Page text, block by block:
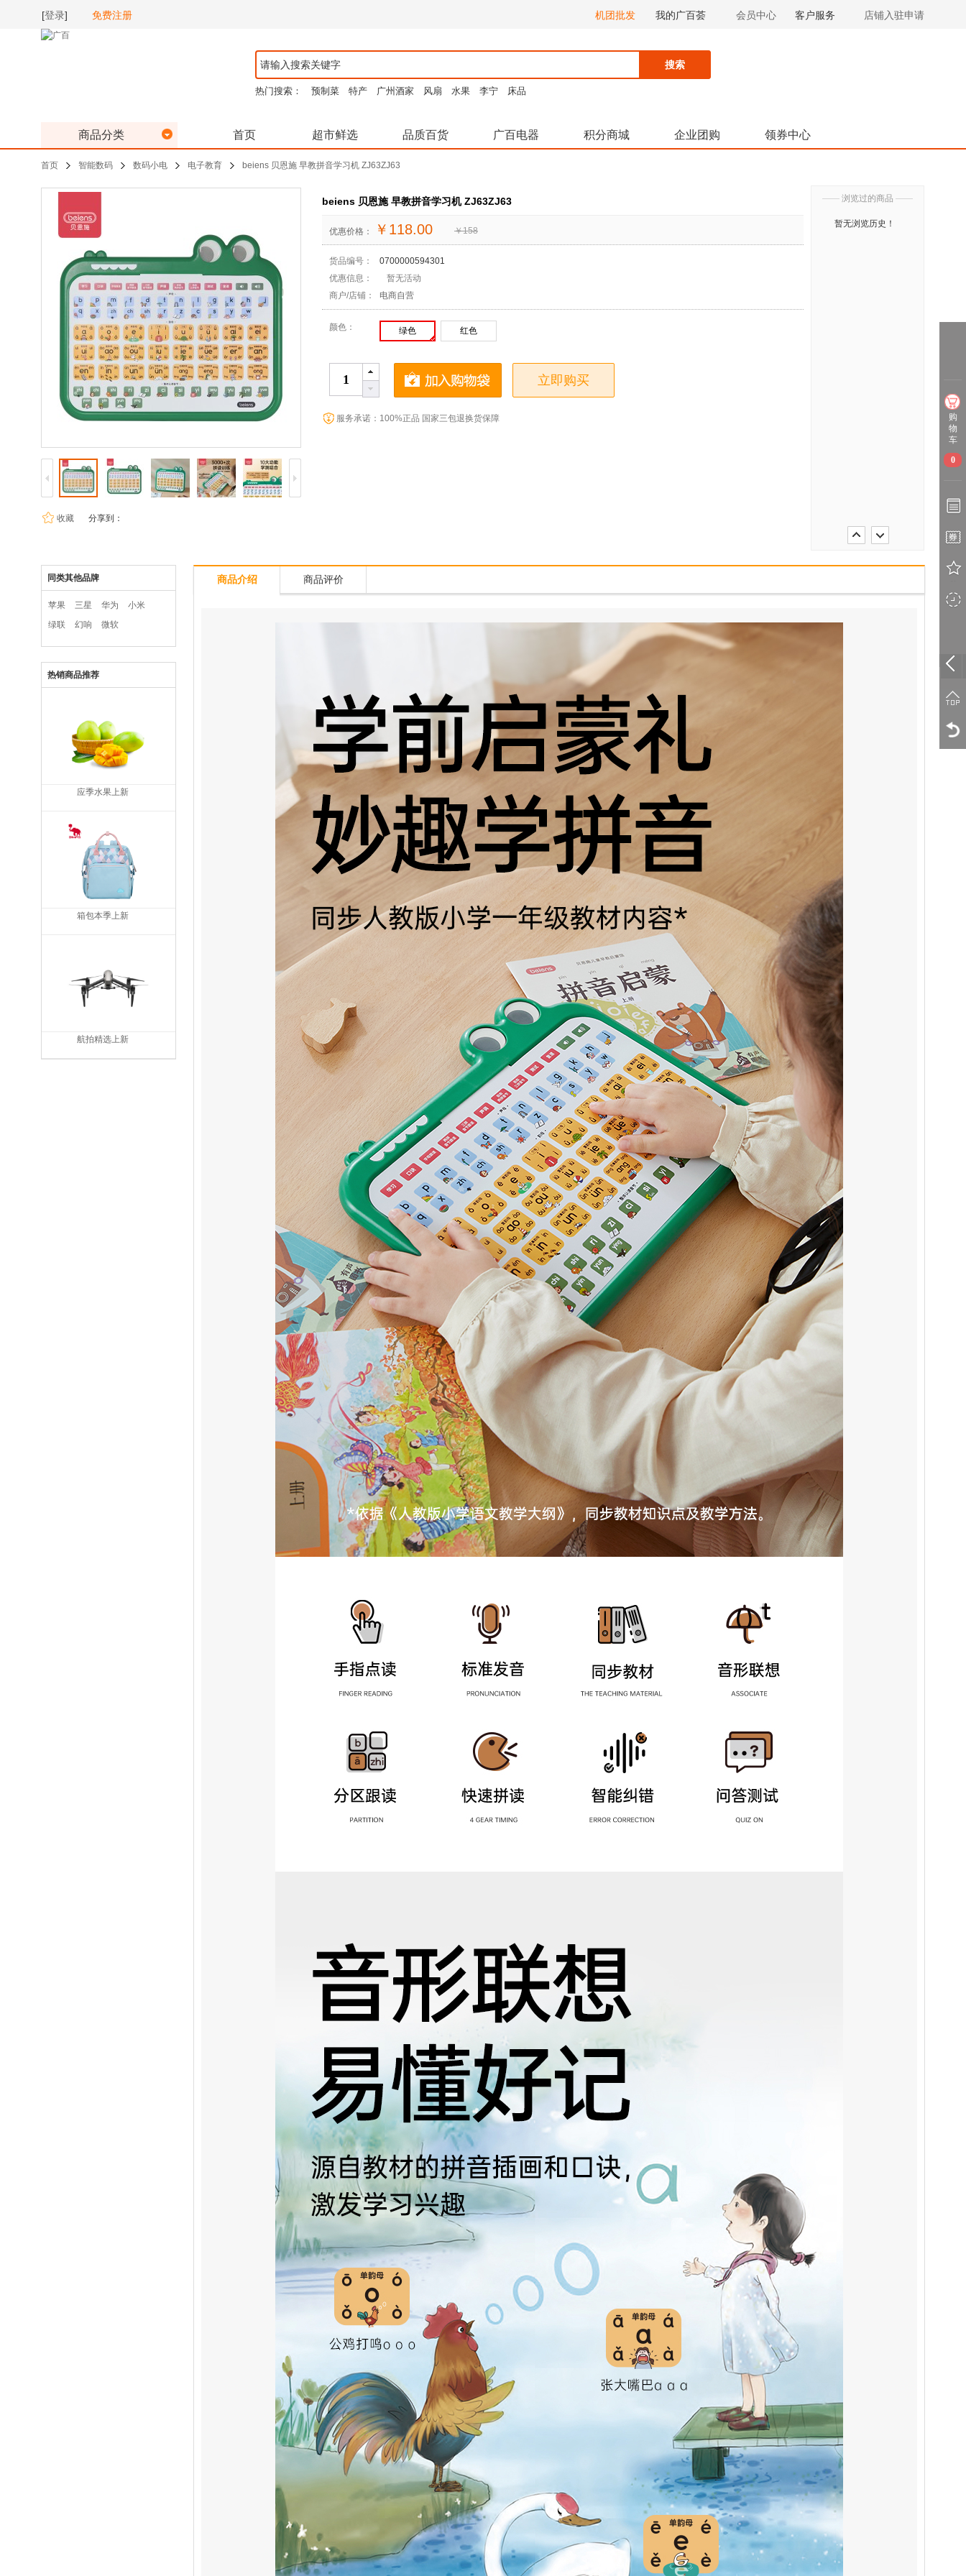
[登录] 免费注册 机团批发 我的广百荟 会员中心 客户服务 店铺入驻申请
搜索
热门搜索： 预制菜 特产 广州酒家 风扇 水果 李宁 床品
商品分类 首页 超市鲜选 品质百货 广百电器 积分商城 企业团购 领券中心
首页 智能数码 数码小电 电子教育 beiens 贝恩施 早教拼音学习机 ZJ63ZJ63
收藏 分享到：
beiens 贝恩施 早教拼音学习机 ZJ63ZJ63
优惠价格： ￥ 118.00 ￥158
货品编号：
0700000594301
优惠信息：
暂无活动
商户/店铺：
电商自营
颜色： 绿色 红色
立即购买
服务承诺：100%正品 国家三包退换货保障
—— 浏览过的商品 ——
暂无浏览历史！
同类其他品牌
苹果 三星 华为
小米
绿联
幻响 微软
热销商品推荐
应季水果上新
箱包本季上新
航拍精选上新
商品介绍 商品评价
购
物
车
0